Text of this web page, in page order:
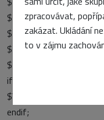
zpracovávat,
zakázat. Ukládání
to v zájmu
$H0 = $L0 – $A0;
$H2 = $L2 – $A2;
$H1 = ($H2 + $H0) / 2;
$D1 = ($D2 + $D0) / 2;
if ($C0 <= 0):
$V0 = $S * sin($D0) +
endif;